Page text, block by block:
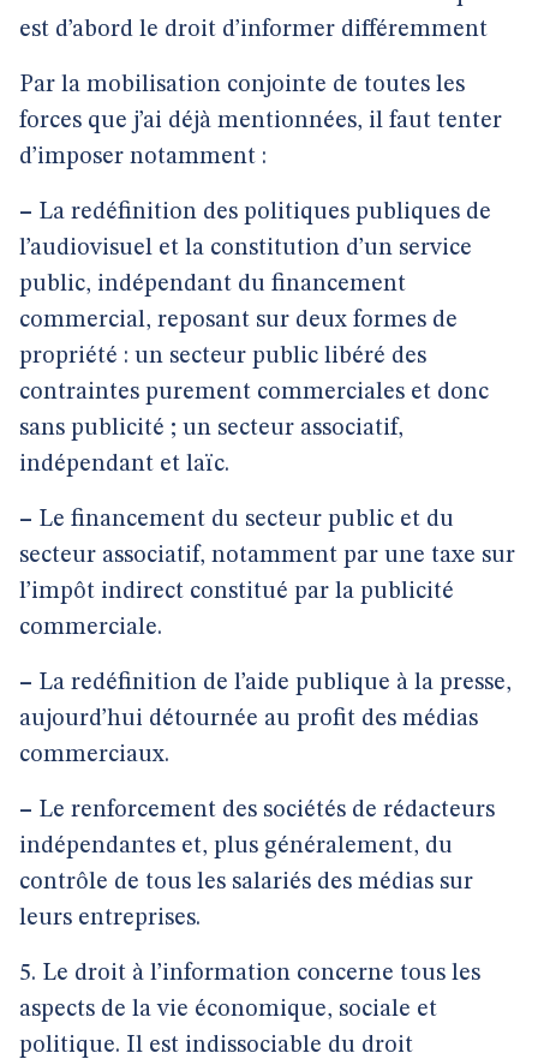
est d’abord le droit d’informer différemment
Par la mobilisation conjointe de toutes les
forces que j’ai déjà mentionnées, il faut tenter
d’imposer notamment :
– La redéfinition des politiques publiques de
l’audiovisuel et la constitution d’un service
public, indépendant du financement
commercial, reposant sur deux formes de
propriété : un secteur public libéré des
contraintes purement commerciales et donc
sans publicité ; un secteur associatif,
indépendant et laïc.
– Le financement du secteur public et du
secteur associatif, notamment par une taxe sur
l’impôt indirect constitué par la publicité
commerciale.
– La redéfinition de l’aide publique à la presse,
aujourd’hui détournée au profit des médias
commerciaux.
– Le renforcement des sociétés de rédacteurs
indépendantes et, plus généralement, du
contrôle de tous les salariés des médias sur
leurs entreprises.
5. Le droit à l’information concerne tous les
aspects de la vie économique, sociale et
politique. Il est indissociable du droit